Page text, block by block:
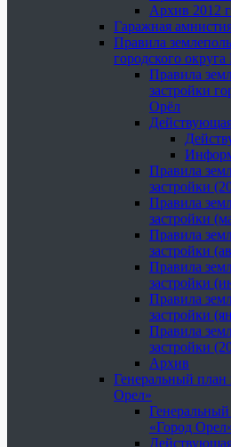
Архив 2012
Гаражная
Правила
городского
Правила
застройки
Орёл
Правила
застройки
Правила
застройки
Правила
застройки
Правила
застройки
Правила
застройки
Правила
застройки
Архив
Генеральный план
Орел»
Генеральный
«Город